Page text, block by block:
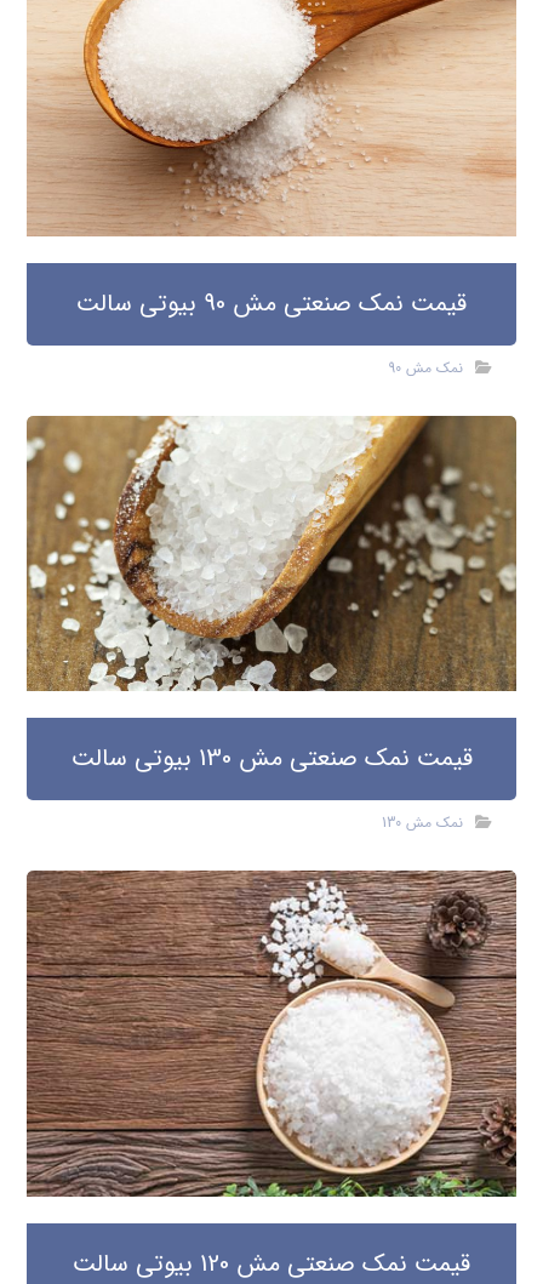
قیمت نمک صنعتی مش 90 بیوتی سالت
نمک مش 90
قیمت نمک صنعتی مش 130 بیوتی سالت
نمک مش 130
قیمت نمک صنعتی مش 120 بیوتی سالت